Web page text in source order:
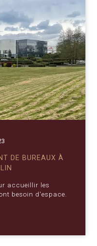
DE BUREAUX À
accueillir les
besoin d'espace.